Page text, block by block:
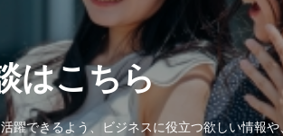
はこちら
できるよう、ビジネスに役立つ欲しい情報や